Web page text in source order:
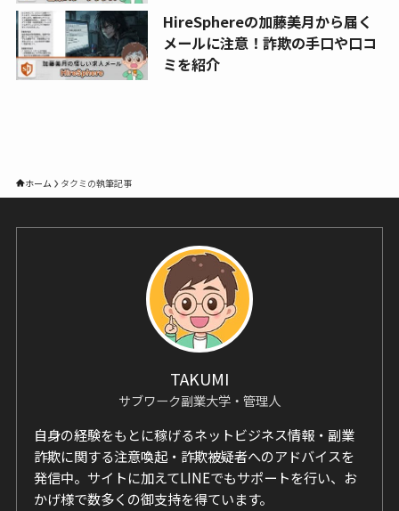
HireSphereの加藤美月から届く
メールに注意！詐欺の手口や口コ
ミを紹介
ホーム タクミの執筆記事
TAKUMI
サブワーク副業大学・管理人
自身の経験をもとに稼げるネットビジネス情報・副業
詐欺に関する注意喚起・詐欺被疑者へのアドバイスを
発信中。サイトに加えてLINEでもサポートを行い、お
かげ様で数多くの御支持を得ています。